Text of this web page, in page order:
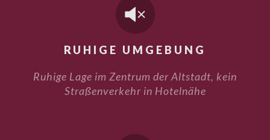

RUHIGE UMGEBUNG
Ruhige Lage im Zentrum der Altstadt, kein
Straßenverkehr in Hotelnähe